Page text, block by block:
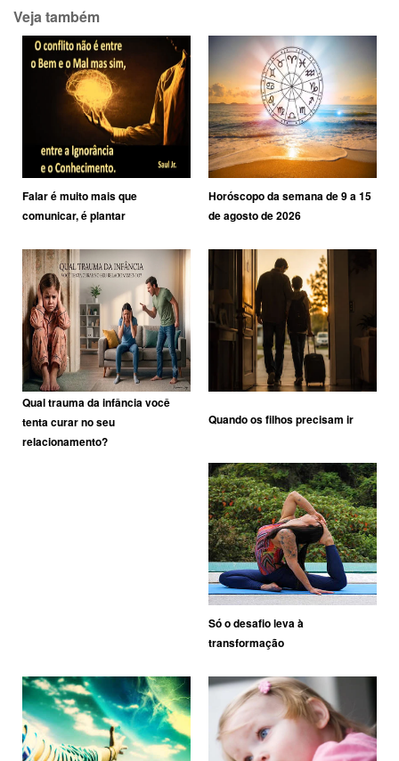
Veja também
Falar é muito mais que
comunicar, é plantar
Horóscopo da semana de 9 a 15
de agosto de 2026
Qual trauma da infância você
tenta curar no seu
relacionamento?
Quando os filhos precisam ir
Só o desafio leva à
transformação